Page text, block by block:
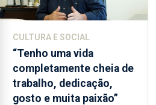
CULTURA E SOCIAL
“Tenho uma vida
completamente cheia de
trabalho, dedicação,
gosto e muita paixão”